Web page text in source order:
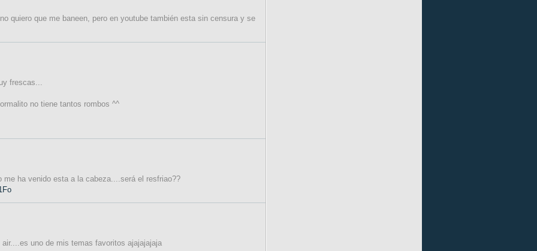
quiero que me baneen, pero en youtube también esta sin censura y se
frescas...
no tiene tantos rombos ^^
me ha venido esta a la cabeza....será el resfriao??
uno de mis temas favoritos ajajajajaja